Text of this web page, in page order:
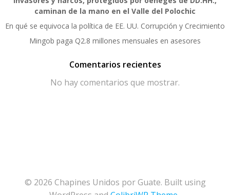
caminan de la mano en el Valle del Polochic
En qué se equivoca la política de EE. UU. Corrupción y Crecimiento
Mingob paga Q2.8 millones mensuales en asesores
Comentarios recientes
No hay comentarios que mostrar.
© 2026 Chapines Unidos por Guate. Built using